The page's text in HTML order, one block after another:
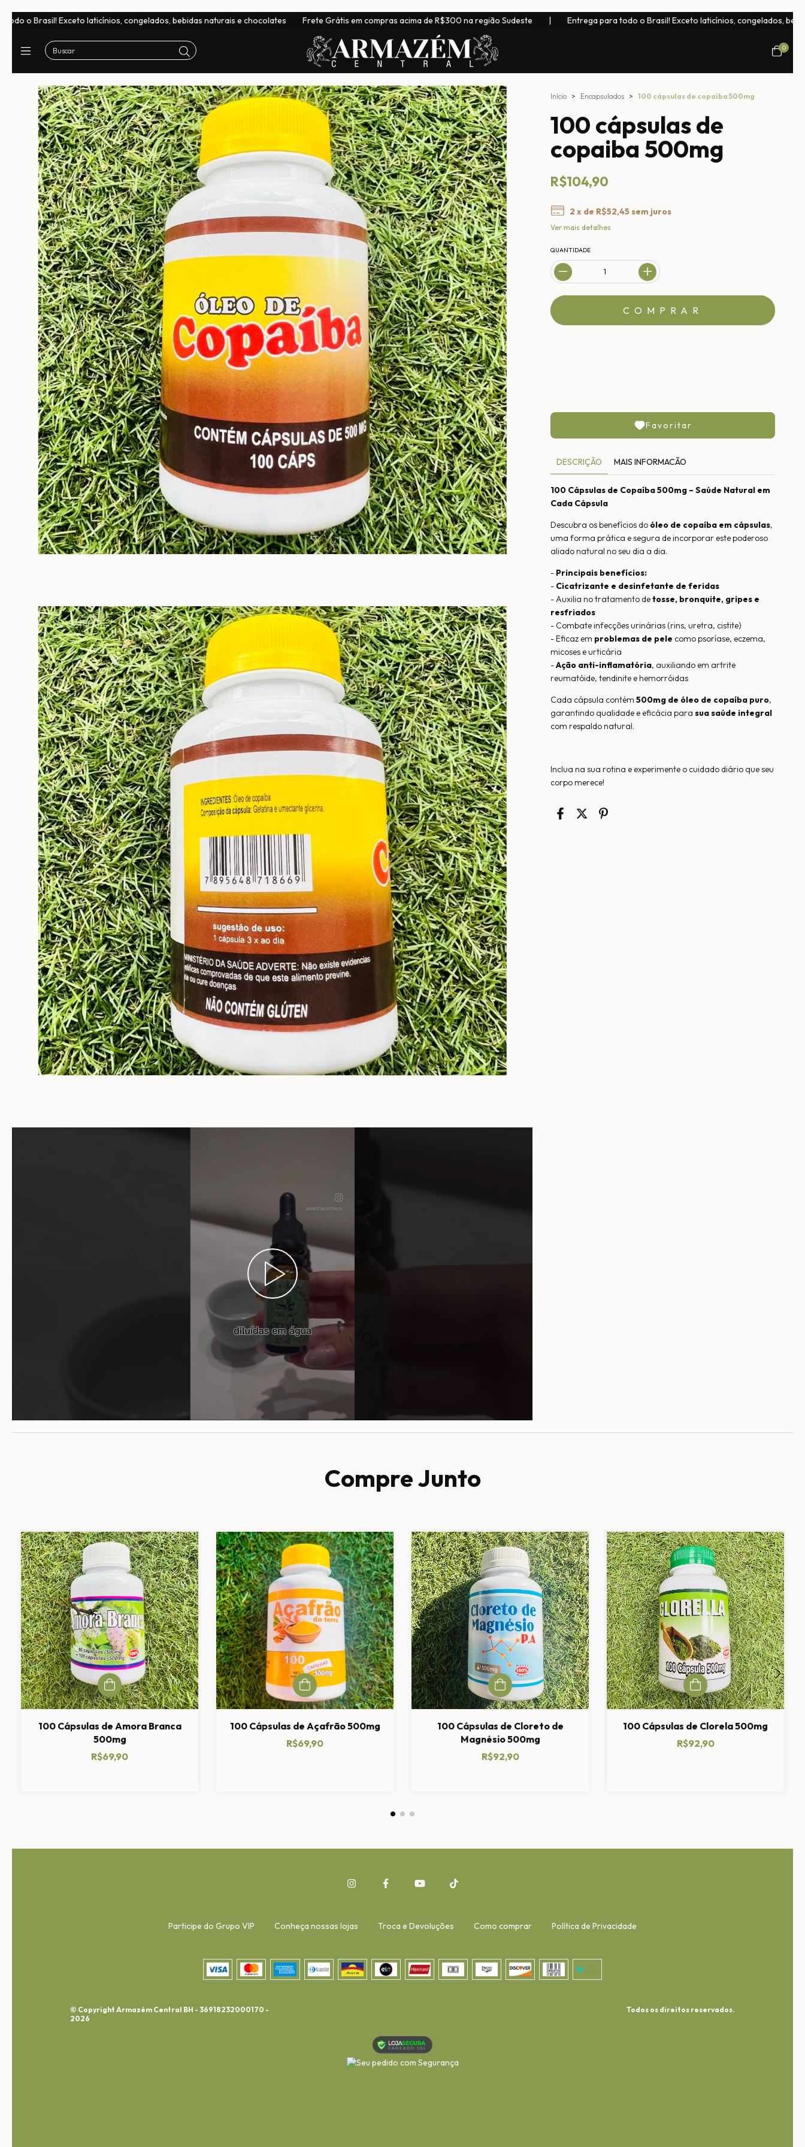
laticínios, congelados, bebidas naturais e chocolates Frete Grátis em compras acima de R$300 na região Sudeste | Entrega para todo o Brasil! Exceto laticínios, congelados, bebidas naturais e
0
Início > Encapsulados > 100 cápsulas de copaiba 500mg
100 cápsulas de
copaiba 500mg
R$104,90
2 x de R$52,45sem juros
Ver mais detalhes
QUANTIDADE
Favoritar
DESCRIÇÃO MAIS INFORMACÃO
100 Cápsulas de Copaíba 500mg – Saúde Natural em
Cada Cápsula
Descubra os benefícios do óleo de copaíba em cápsulas,
uma forma prática e segura de incorporar este poderoso
aliado natural no seu dia a dia.
- Principais benefícios:
- Cicatrizante e desinfetante de feridas
- Auxilia no tratamento detosse, bronquite, gripes e
resfriados
- Combate infecções urinárias (rins, uretra, cistite)
- Eficaz em problemas de pele como psoríase, eczema,
micoses e urticária
-Ação anti-inflamatória, auxiliando em artrite
reumatóide, tendinite e hemorróidas
Cada cápsula contém500mg de óleo de copaíba puro,
garantindo qualidade e eficácia parasua saúde integral
com respaldo natural.
Inclua na sua rotina e experimente o cuidado diário que seu
corpo merece!
Compre Junto
100 Cápsulas de Amora Branca
500mg
R$69,90
100 Cápsulas de Açafrão 500mg
R$69,90
100 Cápsulas de Cloreto de
Magnésio 500mg
R$92,90
100 Cápsulas de Clorela 500mg
R$92,90
Participe do Grupo VIP Conheça nossas lojas Troca e Devoluções Como comprar Política de Privacidade
© Copyright Armazém Central BH - 36918232000170 -
2026
Todos os direitos reservados.